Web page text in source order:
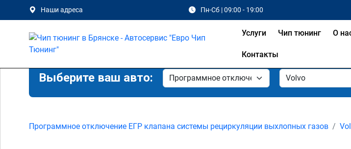
Наши адреса Пн-Сб | 09:00 - 19:00
Услуги Чип тюнинг О
Контакты
Выберите ваш авто:
Программное отключение ЕГР клапана системы рециркуляции выхлопных газов